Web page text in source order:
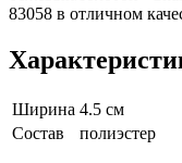
83058 в отличном
Ширина 4.5 см
Состав
полиэстер